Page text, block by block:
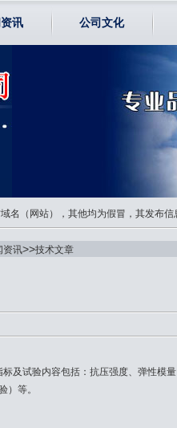
讯 公司文化
（网站），其他均为假冒，其发布信
资讯>>技术文章
标及试验内容包括：抗压强度、弹性模
）等。